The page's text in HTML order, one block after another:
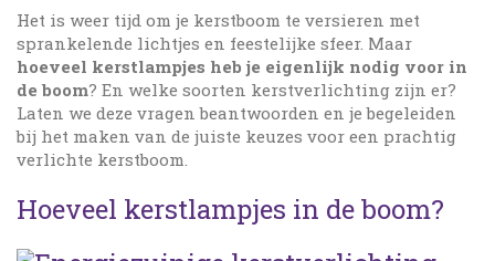
Het is weer tijd om je kerstboom te versieren met
sprankelende lichtjes en feestelijke sfeer. Maar
hoeveel kerstlampjes heb je eigenlijk nodig voor in
de boom? En welke soorten kerstverlichting zijn er?
Laten we deze vragen beantwoorden en je begeleiden
bij het maken van de juiste keuzes voor een prachtig
verlichte kerstboom.
Hoeveel kerstlampjes in de boom?